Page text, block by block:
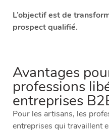
L’objectif est de
prospect qualifié.
Avantages
professions
entreprises
Pour les artisans, les
entreprises qui travaillent